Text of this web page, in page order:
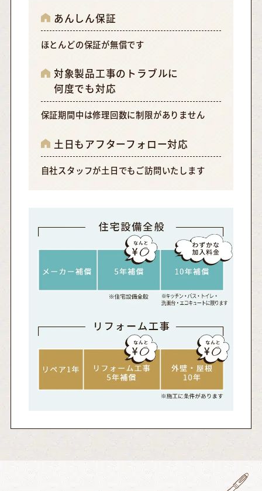
あんしん保証
ほとんどの保証が無償です
対象製品工事のトラブルに
何度でも対応
保証期間中は修理回数に制限がありません
土日もアフターフォロー対応
自社スタッフが土日でもご訪問いたします